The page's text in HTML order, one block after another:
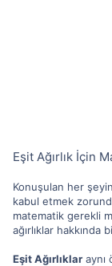
Eşit Ağırlık İçin
Konuşulan her
kabul etmek
matematik gerekli
ağırlıklar hakkında
Eşit Ağırlıklar aynı